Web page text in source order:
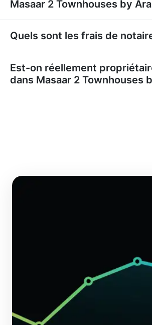
Masaar 2 Townhouses by
Quels sont les frais de
Est-on réellement
dans Masaar 2 Townhouses